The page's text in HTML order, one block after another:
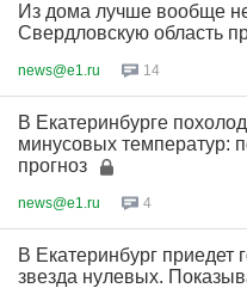
Из дома лучше вообще
Свердловскую область
news@e1.ru 14
В Екатеринбурге
минусовых температур:
прогноз
news@e1.ru 4
В Екатеринбург приедет
звезда нулевых.